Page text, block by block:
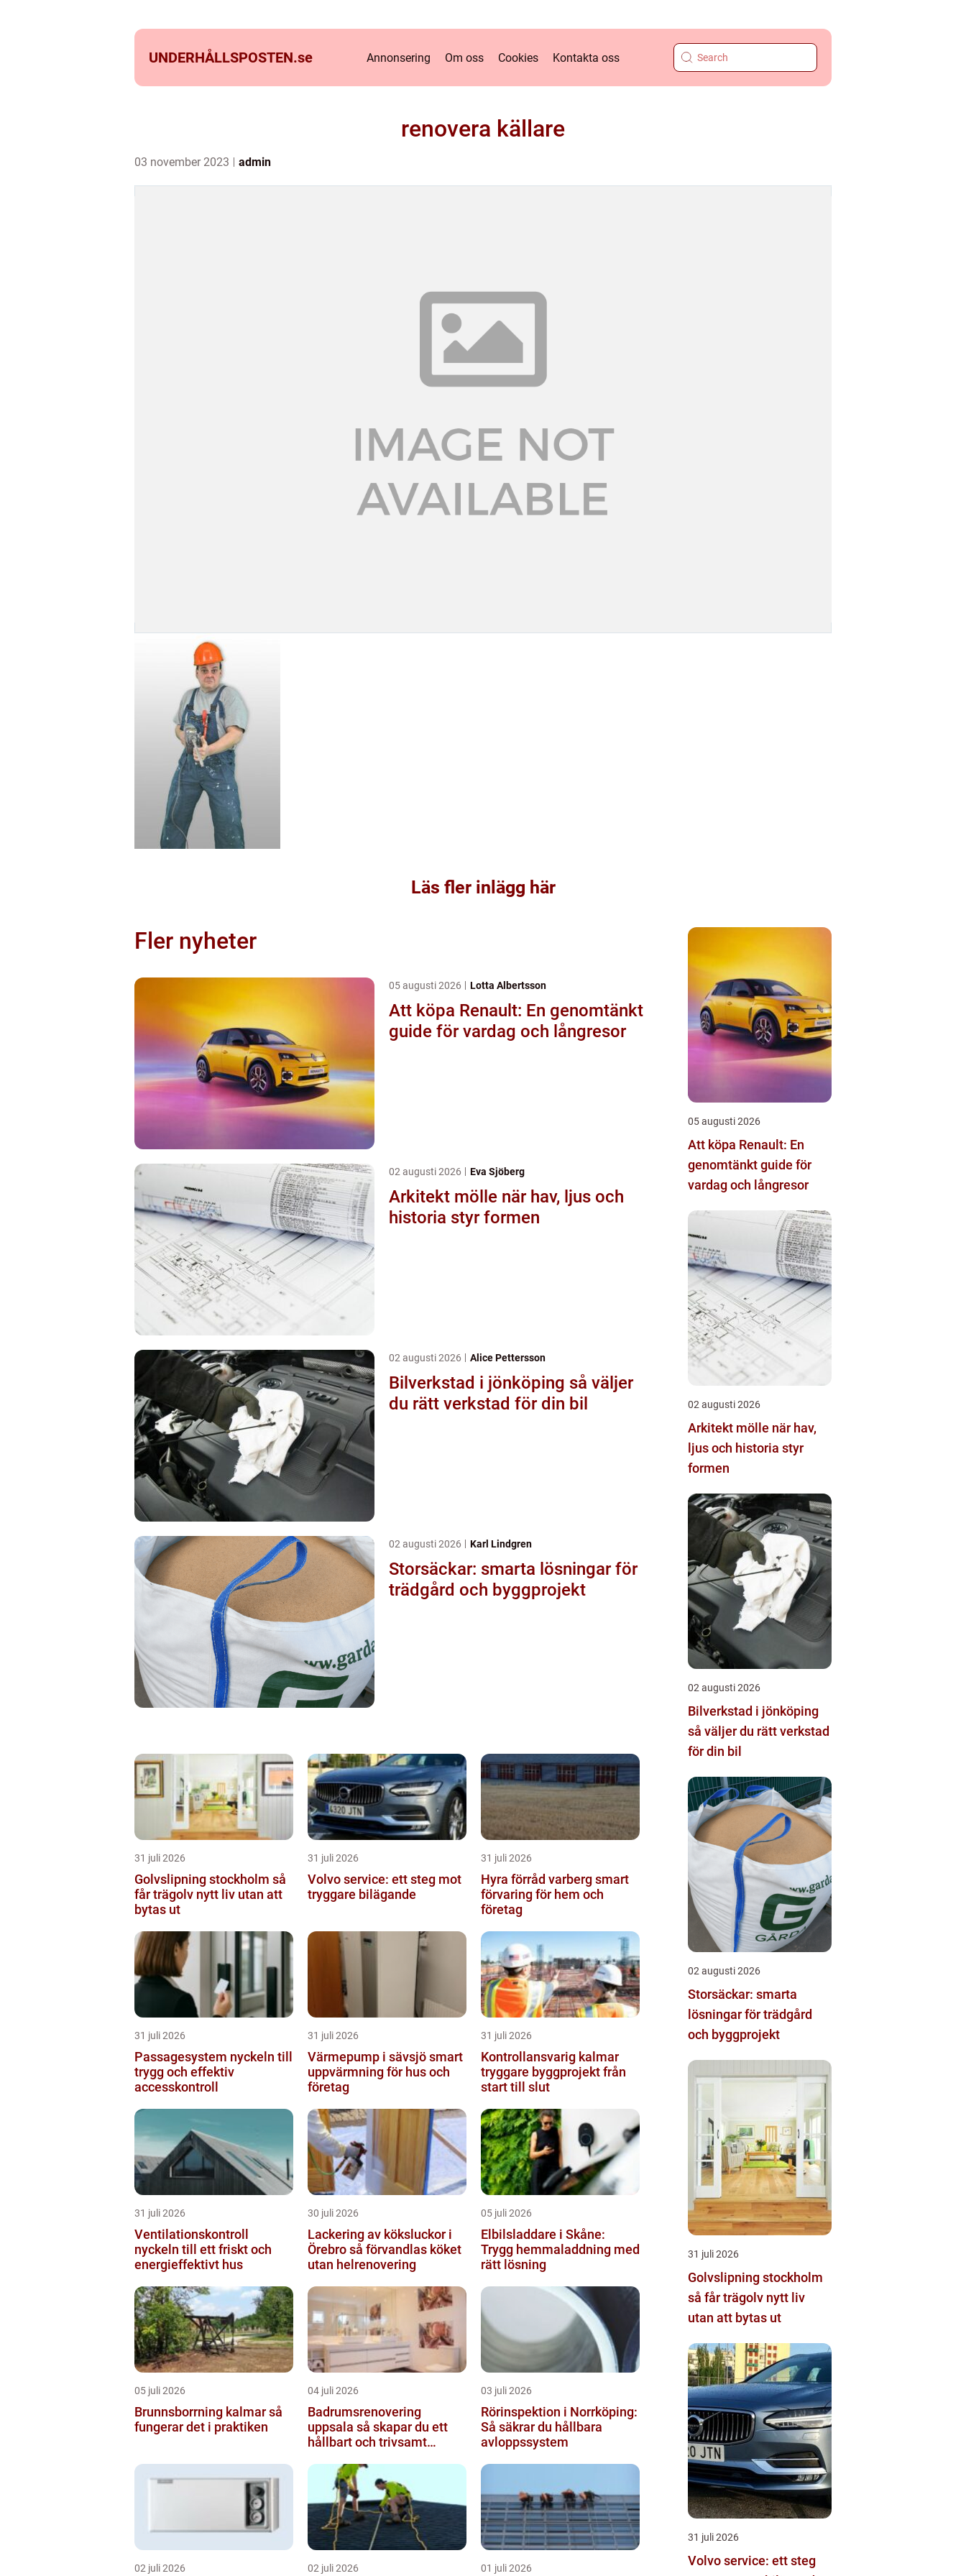
UNDERHÅLLSPOSTEN.se Annonsering Om oss Cookies Kontakta oss
renovera källare
03 november 2023 admin
Läs fler inlägg här
Fler nyheter
05 augusti 2026 Lotta Albertsson
Att köpa Renault: En genomtänkt
guide för vardag och långresor
02 augusti 2026 Eva Sjöberg
Arkitekt mölle när hav, ljus och
historia styr formen
02 augusti 2026 Alice Pettersson
Bilverkstad i jönköping så väljer
du rätt verkstad för din bil
02 augusti 2026 Karl Lindgren
Storsäckar: smarta lösningar för
trädgård och byggprojekt
31 juli 2026
Golvslipning stockholm så
får trägolv nytt liv utan att
bytas ut
31 juli 2026
Volvo service: ett steg mot
tryggare bilägande
31 juli 2026
Hyra förråd varberg smart
förvaring för hem och
företag
31 juli 2026
Passagesystem nyckeln till
trygg och effektiv
accesskontroll
31 juli 2026
Värmepump i sävsjö smart
uppvärmning för hus och
företag
31 juli 2026
Kontrollansvarig kalmar
tryggare byggprojekt från
start till slut
31 juli 2026
Ventilationskontroll
nyckeln till ett friskt och
energieffektivt hus
30 juli 2026
Lackering av köksluckor i
Örebro så förvandlas köket
utan helrenovering
05 juli 2026
Elbilsladdare i Skåne:
Trygg hemmaladdning med
rätt lösning
05 juli 2026
Brunnsborrning kalmar så
fungerar det i praktiken
04 juli 2026
Badrumsrenovering
uppsala så skapar du ett
hållbart och trivsamt
03 juli 2026
Rörinspektion i Norrköping:
Så säkrar du hållbara
avloppssystem
02 juli 2026 02 juli 2026 01 juli 2026
05 augusti 2026
Att köpa Renault: En
genomtänkt guide för
vardag och långresor
02 augusti 2026
Arkitekt mölle när hav,
ljus och historia styr
formen
02 augusti 2026
Bilverkstad i jönköping
så väljer du rätt verkstad
för din bil
02 augusti 2026
Storsäckar: smarta
lösningar för trädgård
och byggprojekt
31 juli 2026
Golvslipning stockholm
så får trägolv nytt liv
utan att bytas ut
31 juli 2026
Volvo service: ett steg